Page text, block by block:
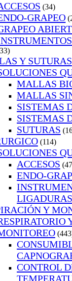
(34)
GRAPEO
Y SUTURAS
MALLAS
MALLAS
SISTEMAS
SISTEMAS
SUTURAS
(114)
ACCESOS
ENDO-
LIGADURAS
Y
CONTROL